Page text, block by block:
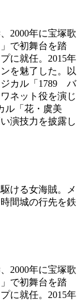
2000年に宝塚歌
で初舞台を踏
に就任。2015年
を魅了した。以
ジカル「1789 バ
ネット役を演じ
ル「花・虞美
演技力を披露し
ける女海賊。メ
間城の行先を鉄
2000年に宝塚歌
で初舞台を踏
に就任。2015年